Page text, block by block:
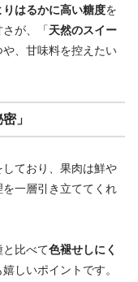
はるかに高い糖度を
が、「天然のスイー
や、甘味料を控えたい
」
ており、果肉は鮮や
一層引き立ててくれ
比べて色褪せしにく
しいポイントです。